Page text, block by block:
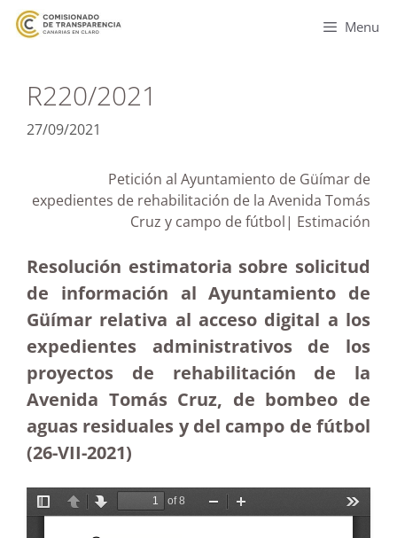
Menu
R220/2021
27/09/2021
Petición al Ayuntamiento de Güímar de
expedientes de rehabilitación de la Avenida Tomás
Cruz y campo de fútbol| Estimación
Resolución estimatoria sobre solicitud
de información al Ayuntamiento de
Güímar relativa al acceso digital a los
expedientes administrativos de los
proyectos de rehabilitación de la
Avenida Tomás Cruz, de bombeo de
aguas residuales y del campo de fútbol
(26-VII-2021)